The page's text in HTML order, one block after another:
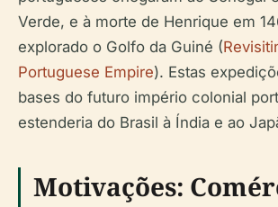
Verde, e à morte de Henrique em
explorado o Golfo da Guiné (
Portuguese Empire). Estas
bases do futuro império colonial
estenderia do Brasil à Índia e ao
Motivações: